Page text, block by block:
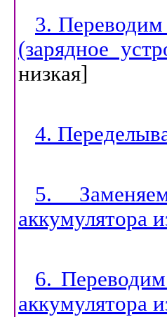
3. Переводим
(зарядное
низкая]
4.
5.
аккумулятора
6.
аккумулятора